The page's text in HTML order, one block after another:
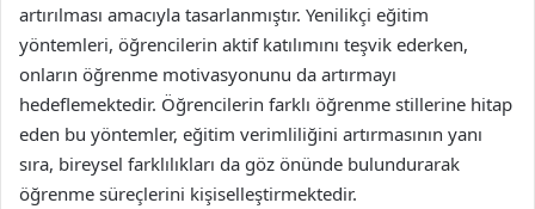
artırılması amacıyla tasarlanmıştır. Yenilikçi eğitim
yöntemleri, öğrencilerin aktif katılımını teşvik ederken,
onların öğrenme motivasyonunu da artırmayı
hedeflemektedir. Öğrencilerin farklı öğrenme stillerine hitap
eden bu yöntemler, eğitim verimliliğini artırmasının yanı
sıra, bireysel farklılıkları da göz önünde bulundurarak
öğrenme süreçlerini kişiselleştirmektedir.